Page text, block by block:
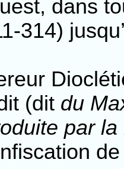
dans
314)
(dit du
par